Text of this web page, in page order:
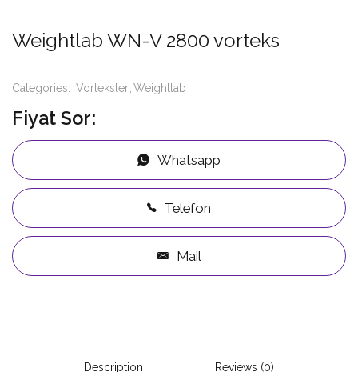
Weightlab WN-V 2800 vorteks
Categories: Vorteksler Weightlab
Fiyat Sor:
Whatsapp
Telefon
Mail
Description Reviews (0)